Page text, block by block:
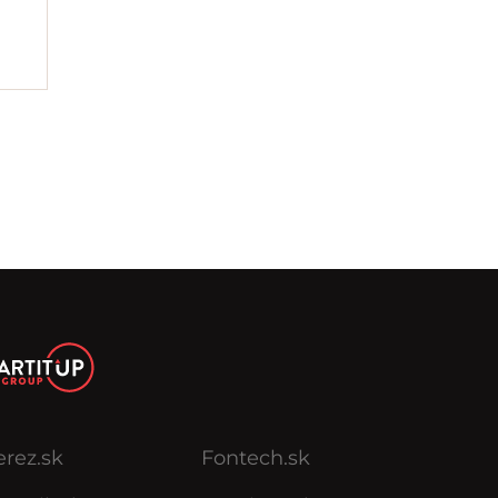
Fontech.sk